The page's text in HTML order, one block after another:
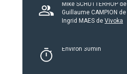
Mike SCHUTTERHOP de
Guillaume CAMPION de
Ingrid MAES de Vivoka
Environ 30min